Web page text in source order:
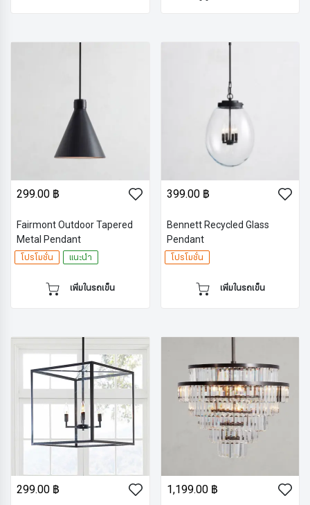
299.00 ฿
Fairmont Outdoor Tapered
Metal Pendant
โปรโมชั่น แนะนำ
เพิ่มในรถเข็น
399.00 ฿
Bennett Recycled Glass
Pendant
โปรโมชั่น
เพิ่มในรถเข็น
299.00 ฿ 1,199.00 ฿